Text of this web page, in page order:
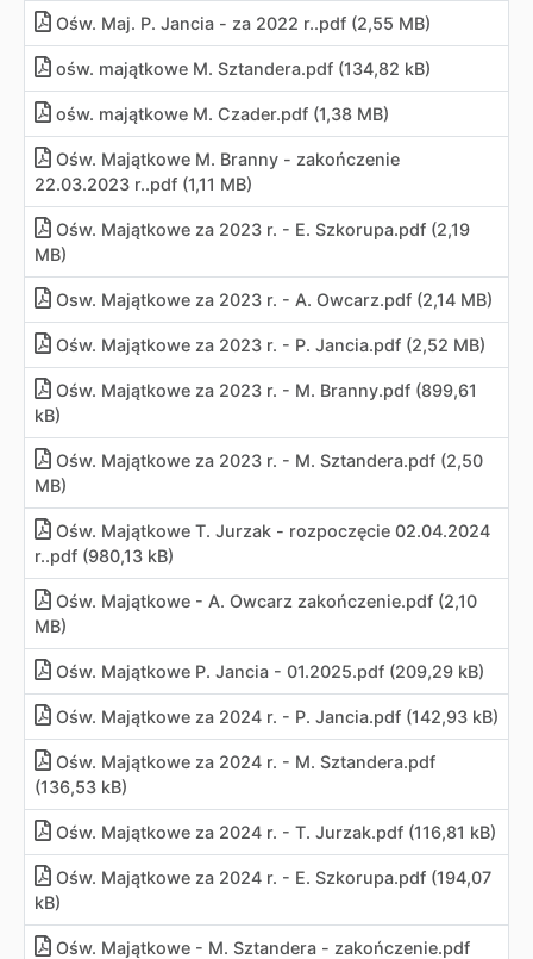
Ośw. Maj. P. Jancia - za 2022 r..pdf (2,55 MB)
ośw. majątkowe M. Sztandera.pdf (134,82 kB)
ośw. majątkowe M. Czader.pdf (1,38 MB)
Ośw. Majątkowe M. Branny - zakończenie
22.03.2023 r..pdf (1,11 MB)
Ośw. Majątkowe za 2023 r. - E. Szkorupa.pdf (2,19
MB)
Osw. Majątkowe za 2023 r. - A. Owcarz.pdf (2,14 MB)
Ośw. Majątkowe za 2023 r. - P. Jancia.pdf (2,52 MB)
Ośw. Majątkowe za 2023 r. - M. Branny.pdf (899,61
kB)
Ośw. Majątkowe za 2023 r. - M. Sztandera.pdf (2,50
MB)
Ośw. Majątkowe T. Jurzak - rozpoczęcie 02.04.2024
r..pdf (980,13 kB)
Ośw. Majątkowe - A. Owcarz zakończenie.pdf (2,10
MB)
Ośw. Majątkowe P. Jancia - 01.2025.pdf (209,29 kB)
Ośw. Majątkowe za 2024 r. - P. Jancia.pdf (142,93 kB)
Ośw. Majątkowe za 2024 r. - M. Sztandera.pdf
(136,53 kB)
Ośw. Majątkowe za 2024 r. - T. Jurzak.pdf (116,81 kB)
Ośw. Majątkowe za 2024 r. - E. Szkorupa.pdf (194,07
kB)
Ośw. Majątkowe - M. Sztandera - zakończenie.pdf